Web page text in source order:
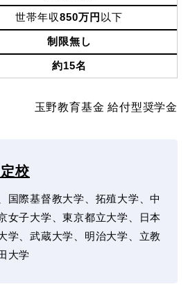
世帯年収850万円 以下
制限無し
約15名
玉野教育基金 給付型奨学金
校
国際基督教大学、拓殖大学、中
女子大学、東京都立大学、日本
学、武蔵大学、明治大学、立教
大学